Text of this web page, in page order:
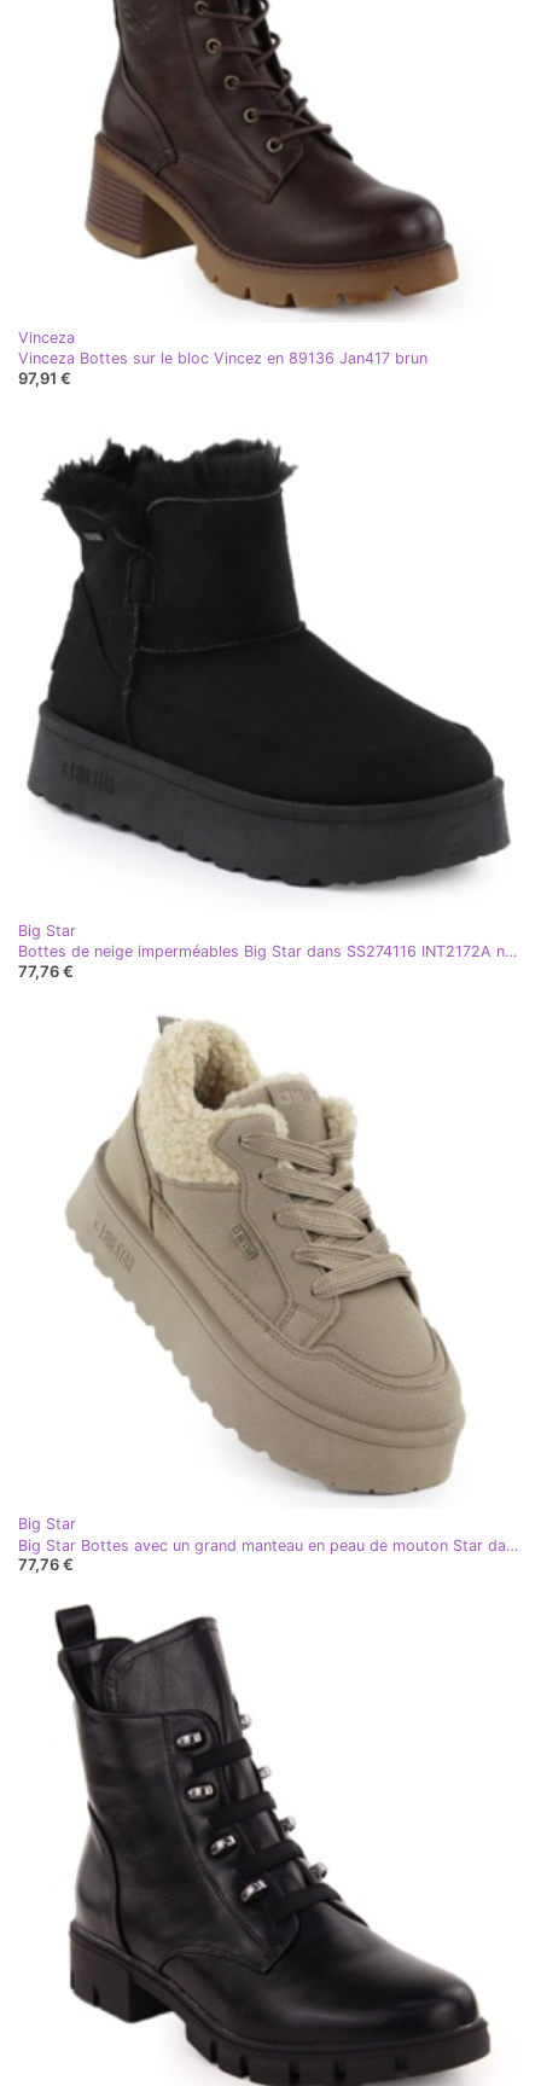
Vinceza
Vinceza Bottes sur le bloc Vincez en 89136 Jan417 brun
97,91 €
Big Star
Bottes de neige imperméables Big Star dans SS274116 INT2172A noir
77,76 €
Big Star
Big Star Bottes avec un grand manteau en peau de mouton Star dans SS274105 INT2171A
77,76 €